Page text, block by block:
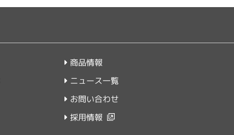
商品情報
ニュース一覧
お問い合わせ
採用情報